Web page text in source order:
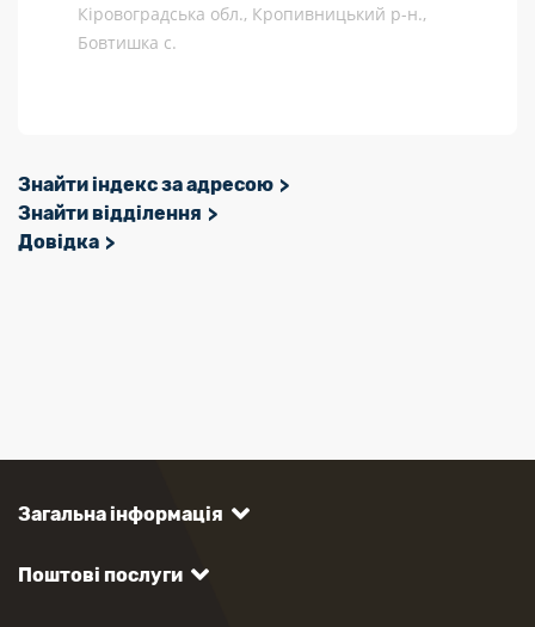
Кіровоградська обл., Кропивницький р-н.,
Бовтишка с.
Знайти індекс за адресою
Знайти відділення
Довідка
Загальна інформація
Поштові послуги